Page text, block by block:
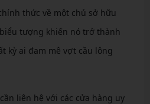
thức về một chủ sở hữu
tượng khiến nó trở thành
kỳ ai đam mê vợt cầu lông
liên hệ với các cửa hàng uy